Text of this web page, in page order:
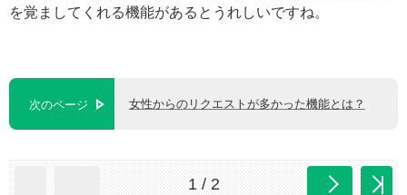
を覚ましてくれる機能があるとうれしいですね。
次のページ 女性からのリクエストが多かった機能とは？
1 / 2